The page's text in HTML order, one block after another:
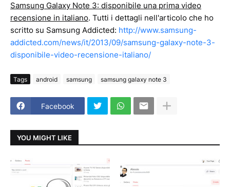
Samsung Galaxy Note 3: disponibile una prima video
recensione in italiano. Tutti i dettagli nell'articolo che ho
scritto su Samsung Addicted: http://www.samsung-
addicted.com/news/it/2013/09/samsung-galaxy-note-3-
disponibile-video-recensione-italiano/
Tags android samsung samsung galaxy note 3
Facebook
YOU MIGHT LIKE